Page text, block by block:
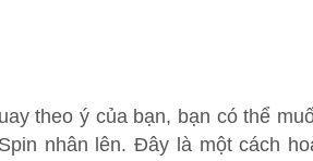
theo ý của bạn, bạn có thể
nhân lên. Đây là một cách